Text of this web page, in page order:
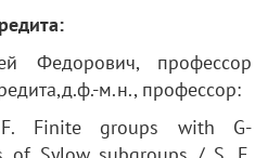
Федорович, профессор
м.н., профессор:
F. Finite groups with G-